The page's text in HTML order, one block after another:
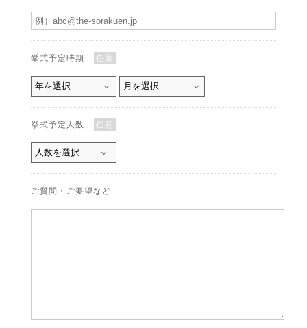
挙式予定時期 任意
挙式予定人数 任意
ご質問・ご要望など